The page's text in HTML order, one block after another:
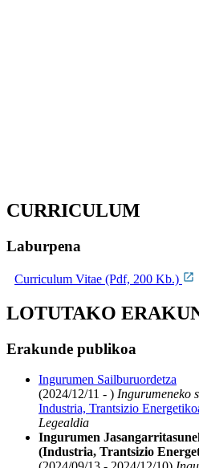
CURRICULUM
Laburpena
Curriculum Vitae (Pdf, 200 Kb.)
LOTUTAKO
Erakunde publikoa
Ingurumen Sailburuordetza
(2024/12/11 - ) Ingurumeneko
Industria, Trantsizio
Legealdia
Ingurumen
(Industria, Trantsizio